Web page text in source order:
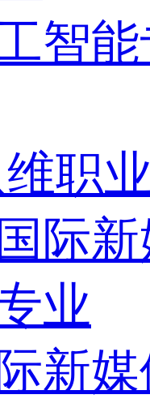
智
新